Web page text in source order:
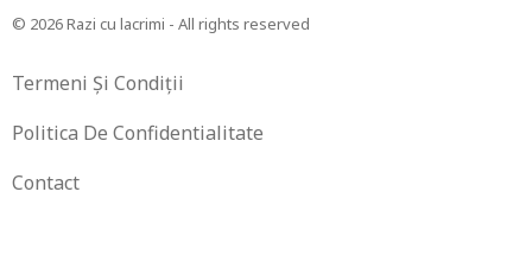
© 2026 Razi cu lacrimi - All rights reserved
Termeni Și Condiții
Politica De Confidentialitate
Contact